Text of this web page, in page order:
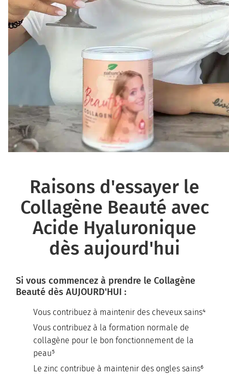
Raisons d'essayer le
Collagène Beauté avec
Acide Hyaluronique
dès aujourd'hui
Si vous commencez à prendre le Collagène
Beauté dès AUJOURD'HUI :
Vous contribuez à maintenir des cheveux sains⁴
Vous contribuez à la formation normale de
collagène pour le bon fonctionnement de la
peau⁵
Le zinc contribue à maintenir des ongles sains⁶